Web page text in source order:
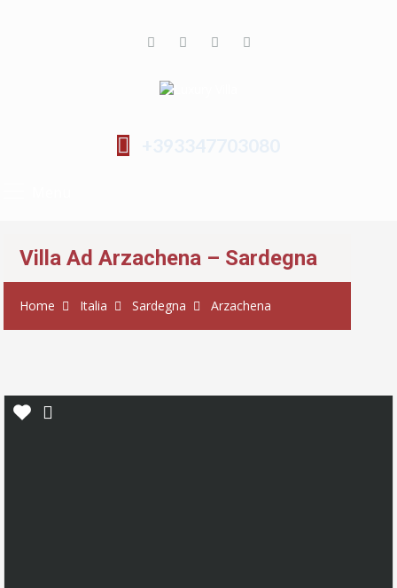
Villa Ad Arzachena – Sardegna
Home Italia Sardegna Arzachena